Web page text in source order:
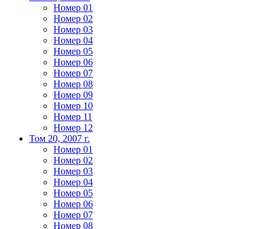
Номер 01
Номер 02
Номер 03
Номер 04
Номер 05
Номер 06
Номер 07
Номер 08
Номер 09
Номер 10
Номер 11
Номер 12
Том 20, 2007 г.
Номер 01
Номер 02
Номер 03
Номер 04
Номер 05
Номер 06
Номер 07
Номер 08